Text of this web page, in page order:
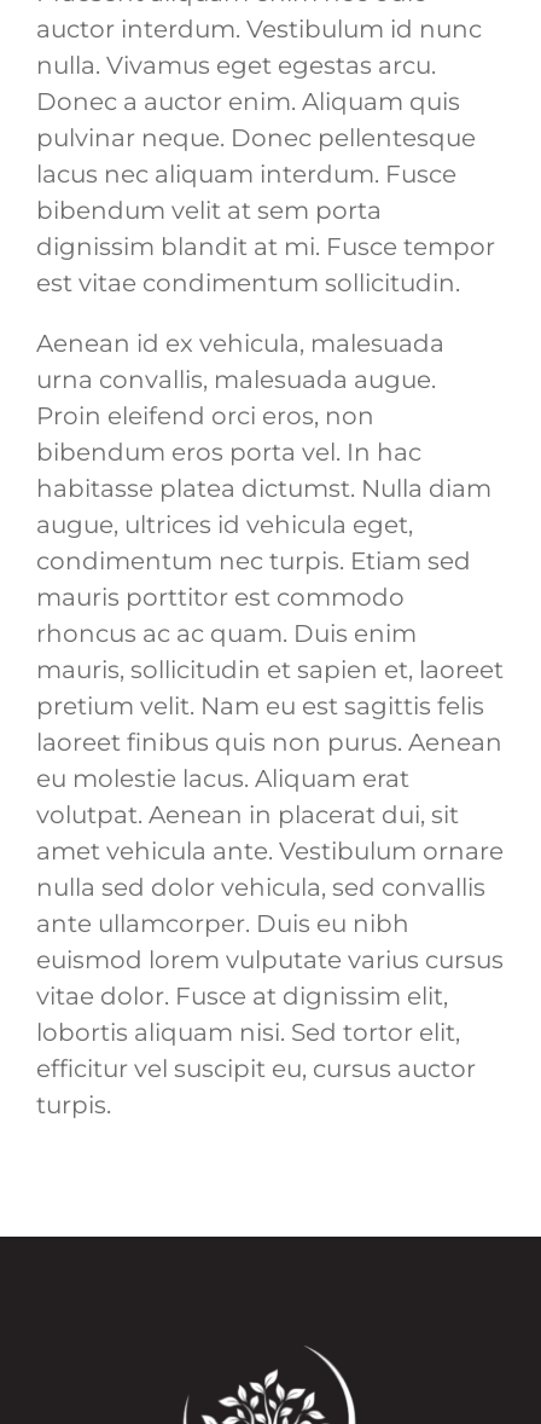
auctor interdum. Vestibulum id nunc
nulla. Vivamus eget egestas arcu.
Donec a auctor enim. Aliquam quis
pulvinar neque. Donec pellentesque
lacus nec aliquam interdum. Fusce
bibendum velit at sem porta
dignissim blandit at mi. Fusce tempor
est vitae condimentum sollicitudin.
Aenean id ex vehicula, malesuada
urna convallis, malesuada augue.
Proin eleifend orci eros, non
bibendum eros porta vel. In hac
habitasse platea dictumst. Nulla diam
augue, ultrices id vehicula eget,
condimentum nec turpis. Etiam sed
mauris porttitor est commodo
rhoncus ac ac quam. Duis enim
mauris, sollicitudin et sapien et, laoreet
pretium velit. Nam eu est sagittis felis
laoreet finibus quis non purus. Aenean
eu molestie lacus. Aliquam erat
volutpat. Aenean in placerat dui, sit
amet vehicula ante. Vestibulum ornare
nulla sed dolor vehicula, sed convallis
ante ullamcorper. Duis eu nibh
euismod lorem vulputate varius cursus
vitae dolor. Fusce at dignissim elit,
lobortis aliquam nisi. Sed tortor elit,
efficitur vel suscipit eu, cursus auctor
turpis.